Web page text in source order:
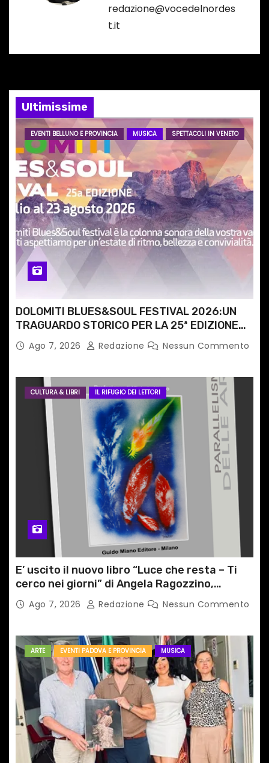
n
a
r
t
i
c
o
l
i
redazione@vocedelnordes
t.it
Ultimissime
EVENTI BELLUNO E PROVINCIA MUSICA SPETTACOLI IN VENETO
DOLOMITI BLUES&SOUL FESTIVAL 2026:UN
TRAGUARDO STORICO PER LA 25ª EDIZIONE
TRA LE CIME PATRIMONIO UNESCO
Ago 7, 2026 Redazione Nessun Commento
CULTURA & LIBRI IL RIFUGIO DEI LETTORI
E’ uscito il nuovo libro “Luce che resta – Ti
cerco nei giorni” di Angela Ragozzino,
medico primario di Capua
Ago 7, 2026 Redazione Nessun Commento
ARTE EVENTI PADOVA E PROVINCIA MUSICA